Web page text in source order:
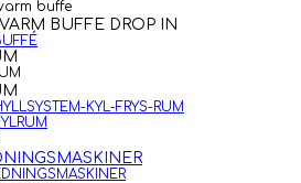
BUFFE DROP IN
KYL-FRYS-RUM